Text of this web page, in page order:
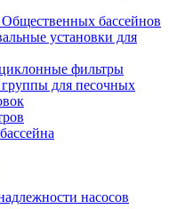
бассейнов
установки для
фильтры
для песочных
насосов